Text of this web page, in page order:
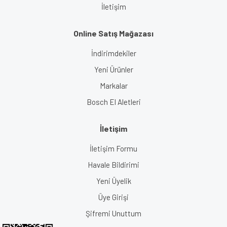
İletişim
Online Satış Mağazası
İndirimdekiler
Yeni Ürünler
Markalar
Bosch El Aletleri
İletişim
İletişim Formu
Havale Bildirimi
Yeni Üyelik
Üye Girişi
Şifremi Unuttum